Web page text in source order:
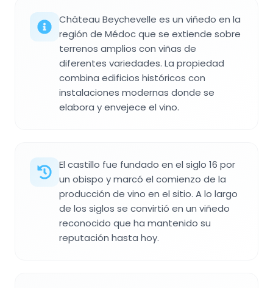
Château Beychevelle es un viñedo en la
región de Médoc que se extiende sobre
terrenos amplios con viñas de
diferentes variedades. La propiedad
combina edificios históricos con
instalaciones modernas donde se
elabora y envejece el vino.
El castillo fue fundado en el siglo 16 por
un obispo y marcó el comienzo de la
producción de vino en el sitio. A lo largo
de los siglos se convirtió en un viñedo
reconocido que ha mantenido su
reputación hasta hoy.